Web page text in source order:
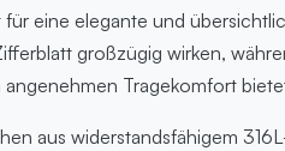
eine elegante und
großzügig wirken,
Tragekomfort
aus widerstandsfähigem